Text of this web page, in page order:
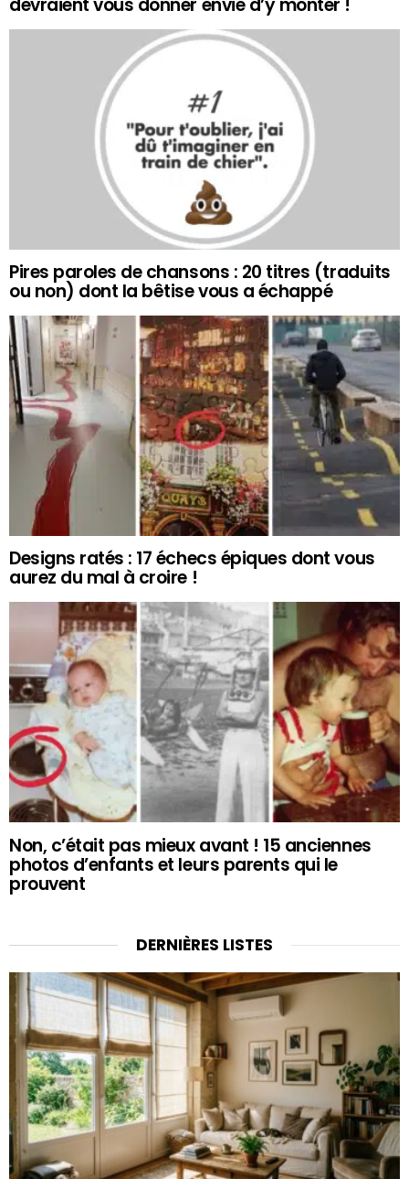
Pires paroles de chansons : 20 titres (traduits
ou non) dont la bêtise vous a échappé
Designs ratés : 17 échecs épiques dont vous
aurez du mal à croire !
Non, c’était pas mieux avant ! 15 anciennes
photos d’enfants et leurs parents qui le
prouvent
DERNIÈRES LISTES